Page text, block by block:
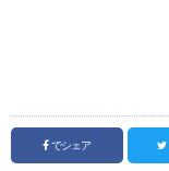
でシェア